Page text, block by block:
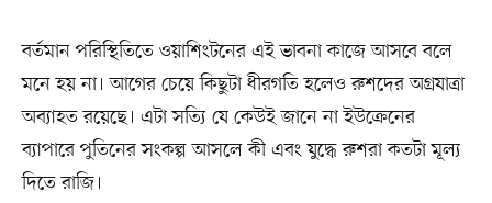
বর্তমান পরিস্থিতিতে ওয়াশিংটনের এই ভাবনা কাজে আসবে বলে
মনে হয় না। আগের চেয়ে কিছুটা ধীরগতি হলেও রুশদের অগ্রযাত্রা
অব্যাহত রয়েছে। এটা সত্যি যে কেউই জানে না ইউক্রেনের
ব্যাপারে পুতিনের সংকল্প আসলে কী এবং যুদ্ধে রুশরা কতটা মূল্য
দিতে রাজি।